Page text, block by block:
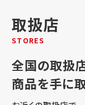
取扱店
STORES
全国の取扱
商品を手に